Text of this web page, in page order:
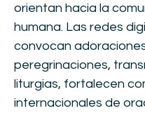
orientan hacia la
humana. Las redes
convocan
peregrinaciones,
liturgias, fortalecen
internacionales de